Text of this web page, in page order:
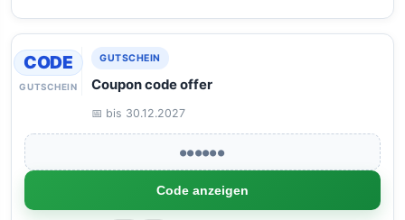
CODE
GUTSCHEIN
GUTSCHEIN
Coupon code offer
📅 bis 30.12.2027
●●●●●●
Code anzeigen